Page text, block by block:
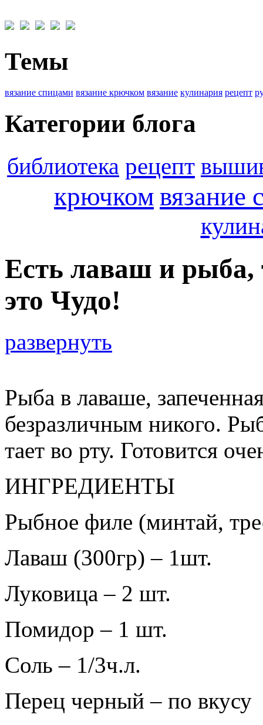
Темы
вязание спицами вязание крючком вязание кулинария рецепт
Категории блога
библиотека рецепт
крючкомвязание
Есть лаваш и рыба,
это Чудо!
развернуть
Рыба в лаваше,
безразличным никого.
тает во рту. Готовится
ИНГРЕДИЕНТЫ
Рыбное филе (минтай,
Лаваш (300гр) – 1шт.
Луковица – 2 шт.
Помидор – 1 шт.
Соль – 1/3ч.л.
Перец черный – по вкусу